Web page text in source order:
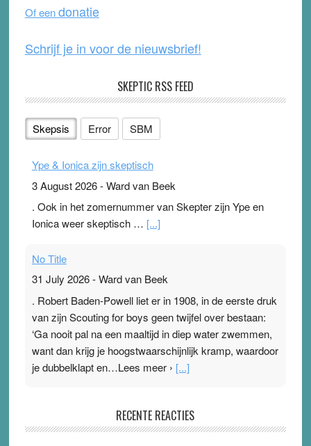
k
Of eendonatie
Schrijf je in voor de nieuwsbrief!
SKEPTIC RSS FEED
Skepsis Error SBM
Ype & Ionica zijn skeptisch
3 August 2026-Ward van Beek
. Ook in het zomernummer van Skepter zijn Ype en
Ionica weer skeptisch … [...]
No Title
31 July 2026-Ward van Beek
. Robert Baden-Powell liet er in 1908, in de eerste druk
van zijn Scouting for boys geen twijfel over bestaan:
‘Ga nooit pal na een maaltijd in diep water zwemmen,
want dan krijg je hoogstwaarschijnlijk kramp, waardoor
je dubbelklapt en…Lees meer › [...]
Ward van Beek
RECENTE REACTIES